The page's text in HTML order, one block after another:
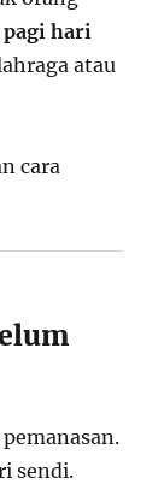
pagi hari
atau
cara
sendi.